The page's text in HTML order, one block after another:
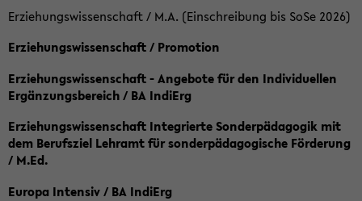
Erziehungswissenschaft / M.A. (Einschreibung bis SoSe 2026)
Erziehungswissenschaft / Promotion
Erziehungswissenschaft - Angebote für den Individuellen
Ergänzungsbereich / BA IndiErg
Erziehungswissenschaft Integrierte Sonderpädagogik mit
dem Berufsziel Lehramt für sonderpädagogische Förderung
/ M.Ed.
Europa Intensiv / BA IndiErg